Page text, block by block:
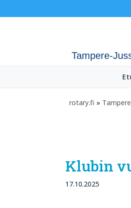
Tampere-
rotary.fi »
Klubin
17.10.2025